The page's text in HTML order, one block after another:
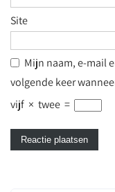
Site
Mijn naam, e-mail
volgende keer
vijf × twee =